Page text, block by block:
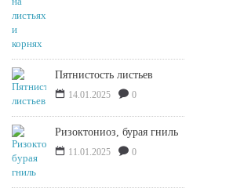
Пятнистость листьев
14.01.2025 0
Ризоктониоз, бурая гниль
11.01.2025 0